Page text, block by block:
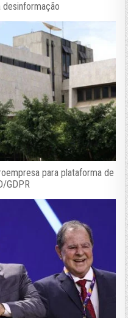
para plataforma de
GDPR